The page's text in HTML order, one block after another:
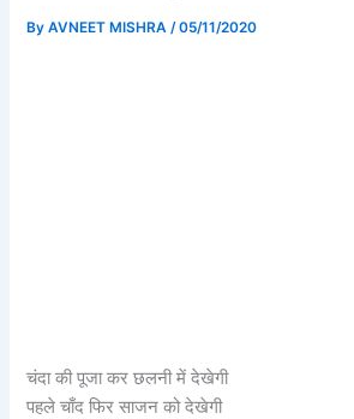
ByAVNEET MISHRA/05/11/2020
चंदा की पूजा कर छलनी में देखेगी
पहले चाँद फिर साजन को देखेगी